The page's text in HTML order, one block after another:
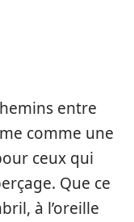
entre
comme une
ceux qui
Que ce
à l’oreille